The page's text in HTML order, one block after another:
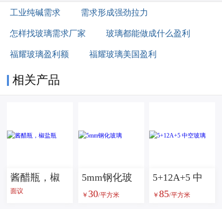
工业纯碱需求 需求形成强劲拉力
怎样找玻璃需求厂家 玻璃都能做成什么盈利
福耀玻璃盈利额 福耀玻璃美国盈利
相关产品
酱醋瓶，椒
盐瓶
面议
5mm钢化玻
璃
￥ 30/平方米
5+12A+5 中
空玻璃
￥ 85/平方米